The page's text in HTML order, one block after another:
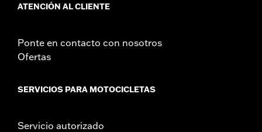
ATENCIÓN AL CLIENTE
Ponte en contacto con nosotros
Ofertas
SERVICIOS PARA MOTOCICLETAS
Servicio autorizado